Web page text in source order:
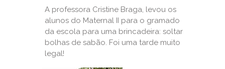
A professora Cristine Braga, levou os
alunos do Maternal II para o gramado
da escola para uma brincadeira: soltar
bolhas de sabão. Foi uma tarde muito
legal!